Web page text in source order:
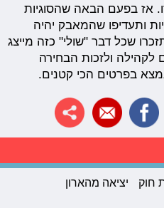
אז בפעם הבאה שהסוגיות
ותעדיפו שהמאבק יהיה
שכל דבר "שולי" כזה מייצג
לקהילה ולזכות הבחירה
בפרטים הכי קטנים.
חוק יציאה מהארון